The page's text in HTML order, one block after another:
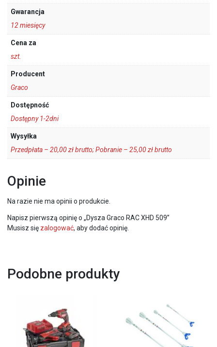
Gwarancja
12 miesięcy
Cena za
szt.
Producent
Graco
Dostępność
Dostępny 1-2dni
Wysyłka
Przedpłata – 20,00 zł brutto; Pobranie – 25,00 zł brutto
Opinie
Na razie nie ma opinii o produkcie.
Napisz pierwszą opinię o „Dysza Graco RAC XHD 509”
Musisz się zalogować, aby dodać opinię.
Podobne produkty